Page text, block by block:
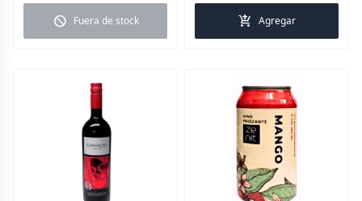
block Fuera de stock add_shopping_cart Agregar